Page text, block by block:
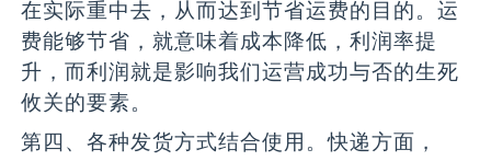
在实际重中去，从而达到节省运费的目的。运
费能够节省，就意味着成本降低，利润率提
升，而利润就是影响我们运营成功与否的生死
攸关的要素。
第四、各种发货方式结合使用。快递方面，